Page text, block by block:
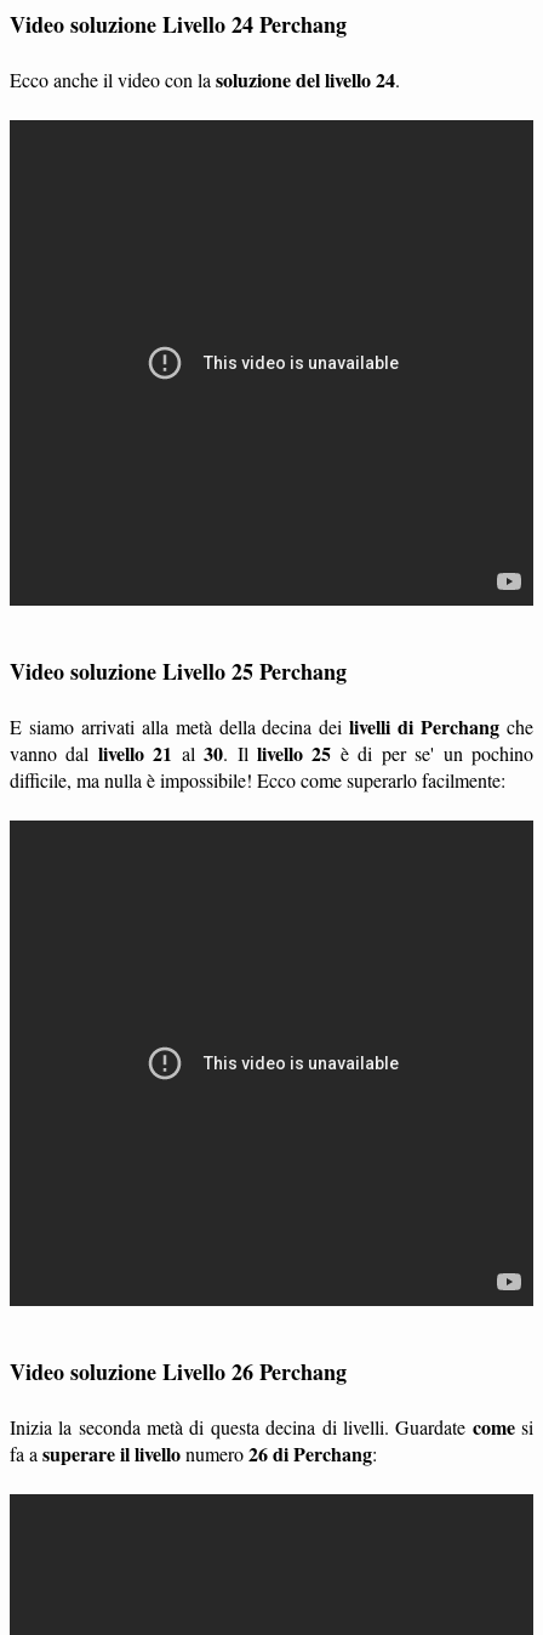
Video soluzione Livello 24 Perchang
Ecco anche il video con la soluzione del livello 24.
Video soluzione Livello 25 Perchang
E siamo arrivati alla metà della decina deilivelli di Perchang che
vanno dal livello 21 al30. Illivello 25 è di per se' un pochino
difficile, ma nulla è impossibile! Ecco come superarlo facilmente:
Video soluzione Livello 26 Perchang
Inizia la seconda metà di questa decina di livelli. Guardate comesi
fa a superare il livellonumero26 di Perchang: